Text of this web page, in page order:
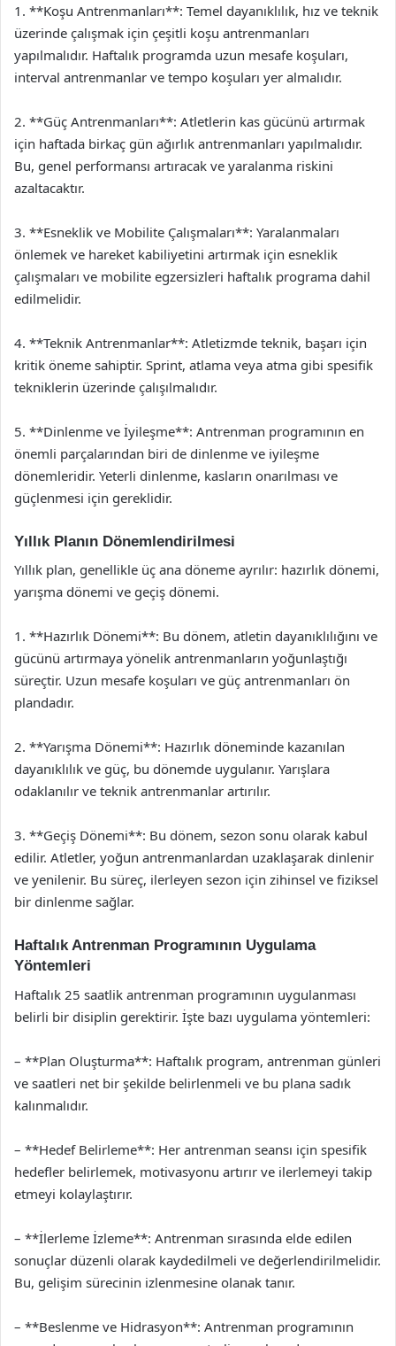
1. **Koşu Antrenmanları**: Temel dayanıklılık, hız ve teknik
üzerinde çalışmak için çeşitli koşu antrenmanları
yapılmalıdır. Haftalık programda uzun mesafe koşuları,
interval antrenmanlar ve tempo koşuları yer almalıdır.
2. **Güç Antrenmanları**: Atletlerin kas gücünü artırmak
için haftada birkaç gün ağırlık antrenmanları yapılmalıdır.
Bu, genel performansı artıracak ve yaralanma riskini
azaltacaktır.
3. **Esneklik ve Mobilite Çalışmaları**: Yaralanmaları
önlemek ve hareket kabiliyetini artırmak için esneklik
çalışmaları ve mobilite egzersizleri haftalık programa dahil
edilmelidir.
4. **Teknik Antrenmanlar**: Atletizmde teknik, başarı için
kritik öneme sahiptir. Sprint, atlama veya atma gibi spesifik
tekniklerin üzerinde çalışılmalıdır.
5. **Dinlenme ve İyileşme**: Antrenman programının en
önemli parçalarından biri de dinlenme ve iyileşme
dönemleridir. Yeterli dinlenme, kasların onarılması ve
güçlenmesi için gereklidir.
Yıllık Planın Dönemlendirilmesi
Yıllık plan, genellikle üç ana döneme ayrılır: hazırlık dönemi,
yarışma dönemi ve geçiş dönemi.
1. **Hazırlık Dönemi**: Bu dönem, atletin dayanıklılığını ve
gücünü artırmaya yönelik antrenmanların yoğunlaştığı
süreçtir. Uzun mesafe koşuları ve güç antrenmanları ön
plandadır.
2. **Yarışma Dönemi**: Hazırlık döneminde kazanılan
dayanıklılık ve güç, bu dönemde uygulanır. Yarışlara
odaklanılır ve teknik antrenmanlar artırılır.
3. **Geçiş Dönemi**: Bu dönem, sezon sonu olarak kabul
edilir. Atletler, yoğun antrenmanlardan uzaklaşarak dinlenir
ve yenilenir. Bu süreç, ilerleyen sezon için zihinsel ve fiziksel
bir dinlenme sağlar.
Haftalık Antrenman Programının Uygulama
Yöntemleri
Haftalık 25 saatlik antrenman programının uygulanması
belirli bir disiplin gerektirir. İşte bazı uygulama yöntemleri:
– **Plan Oluşturma**: Haftalık program, antrenman günleri
ve saatleri net bir şekilde belirlenmeli ve bu plana sadık
kalınmalıdır.
– **Hedef Belirleme**: Her antrenman seansı için spesifik
hedefler belirlemek, motivasyonu artırır ve ilerlemeyi takip
etmeyi kolaylaştırır.
– **İlerleme İzleme**: Antrenman sırasında elde edilen
sonuçlar düzenli olarak kaydedilmeli ve değerlendirilmelidir.
Bu, gelişim sürecinin izlenmesine olanak tanır.
– **Beslenme ve Hidrasyon**: Antrenman programının